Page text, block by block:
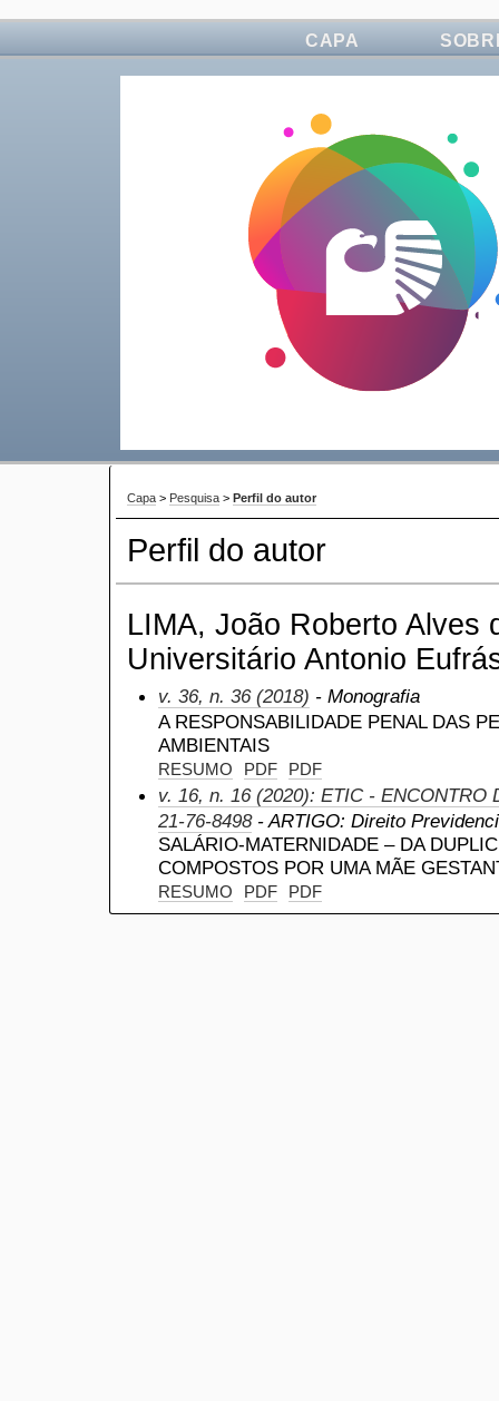
CAPA
Capa > Pesquisa > Perfil do autor
Perfil do autor
LIMA, João Roberto Alves
Universitário Antonio
v. 36, n. 36 (2018) - Monografia
A RESPONSABILIDADE PENAL DAS
AMBIENTAIS
RESUMO PDF PDF
v. 16, n. 16 (2020): ETIC - ENCONTRO
21-76-8498- ARTIGO: Direito
SALÁRIO-MATERNIDADE – DA
COMPOSTOS POR UMA MÃE
RESUMO PDF PDF